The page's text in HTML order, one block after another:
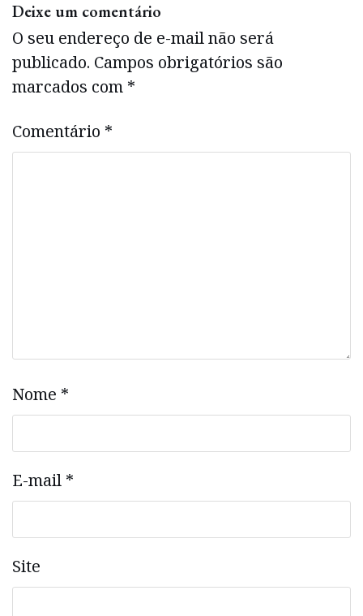
Deixe um comentário
O seu endereço de e-mail não será
publicado. Campos obrigatórios são
marcados com *
Comentário *
Nome *
E-mail *
Site